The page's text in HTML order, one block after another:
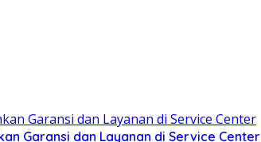
Garansi dan Layanan di Service Center